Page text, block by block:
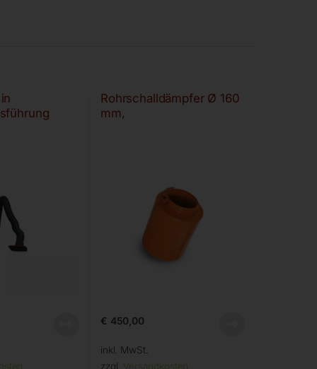
Rohrschalldämpfer Ø 160
mm,
€ 450,00
inkl. MwSt.
zzgl. Versandkosten